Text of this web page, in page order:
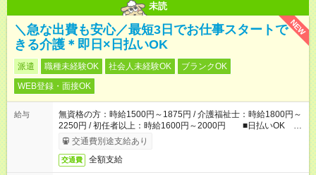
未読
NEW
＼急な出費も安心／最短3日でお仕事スタートで
きる介護＊即日×日払いOK
派遣 職種未経験OK 社会人未経験OK
ブランクOK
WEB登録・面接OK
給与
無資格の方：時給1500円～1875円 / 介護福祉士：時給1800円～
2250円 / 初任者以上：時給1600円～2000円 ■日払いOK ■
日収例：1万2000円（時給1500円×8h）
交通費別途支給あり
交通費 全額支給